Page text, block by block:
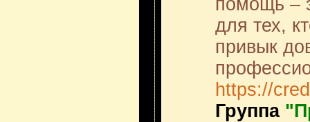
помощь –
для тех,
привык
https://
Группа